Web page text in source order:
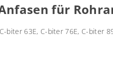
für
biter 63E, C-biter 76E, C-biter